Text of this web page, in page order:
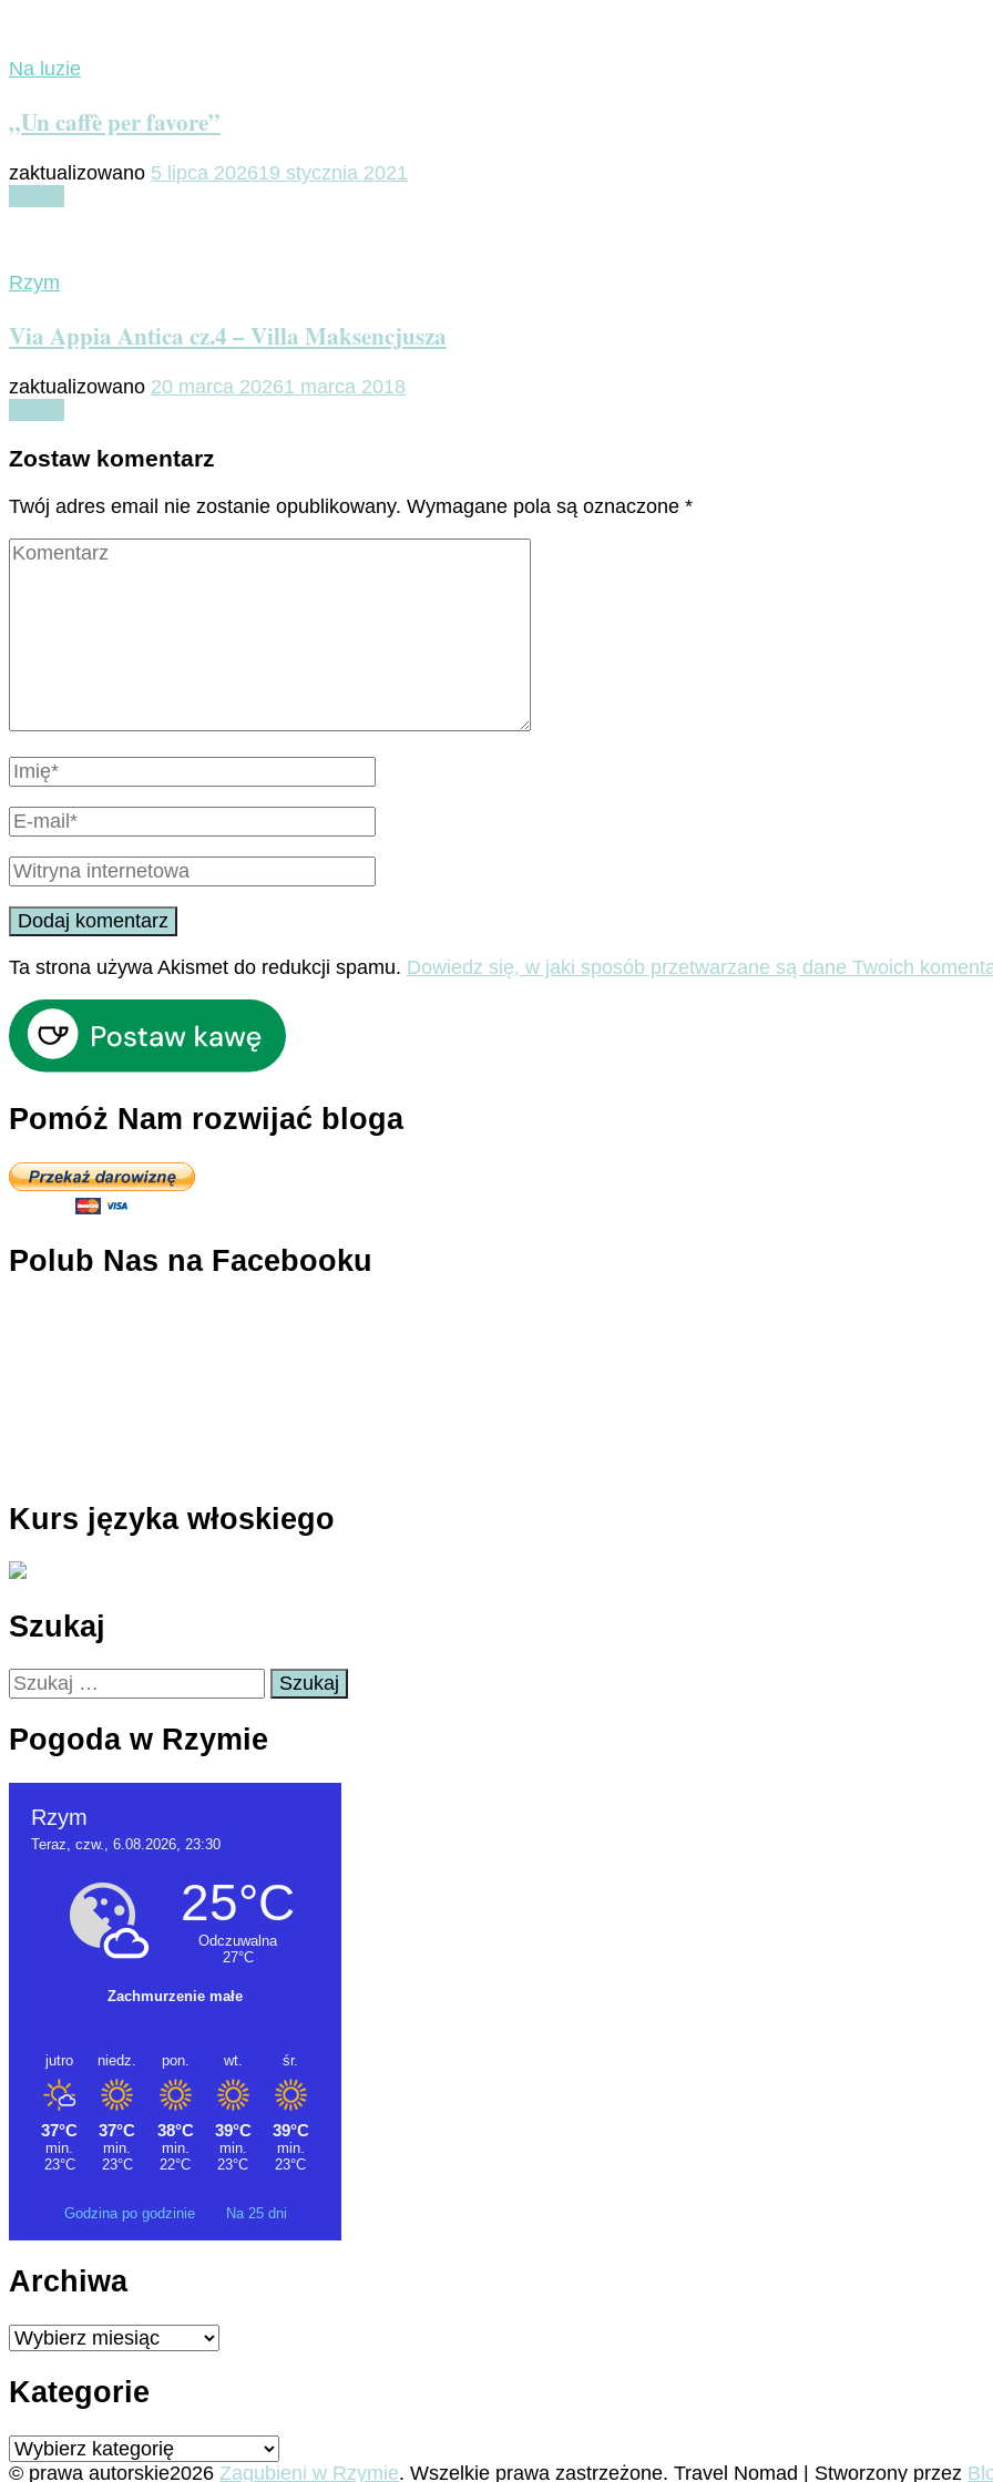
Na luzie
„Un caffè per favore”
zaktualizowano 5 lipca 202619 stycznia 2021
Rzym
Via Appia Antica cz.4 – Villa Maksencjusza
zaktualizowano 20 marca 20261 marca 2018
Zostaw komentarz
Twój adres email nie zostanie opublikowany. Wymagane pola są oznaczone *
Ta strona używa Akismet do redukcji spamu. Dowiedz się, w jaki sposób przetwarzane są dane Twoich
Pomóż Nam rozwijać bloga
Polub Nas na Facebooku
Kurs języka włoskiego
Szukaj
Szukaj:
Pogoda w Rzymie
Godzina po godzinie Na 25 dni
Archiwa
Archiwa
Kategorie
Kategorie
© prawa autorskie2026 Zagubieni w Rzymie. Wszelkie prawa zastrzeżone. Travel Nomad | Stworzony przez